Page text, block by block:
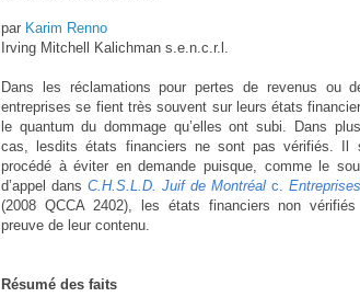
par Karim Renno
Irving Mitchell Kalichman s.e.n.c.r.l.
Dans les réclamations pour pertes de revenus ou
entreprises se fient très souvent sur leurs états
le quantum du dommage qu’elles ont subi. Dans
cas, lesdits états financiers ne sont pas vérifiés. Il
procédé à éviter en demande puisque, comme le
d’appel dans C.H.S.L.D. Juif de Montréal c. Entreprises
(2008 QCCA 2402), les états financiers non
preuve de leur contenu.
Résumé des faits